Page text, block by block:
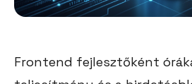
Frontend fejlesztőként